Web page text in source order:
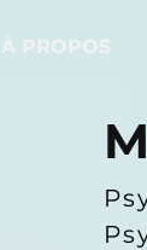
À PROPOS